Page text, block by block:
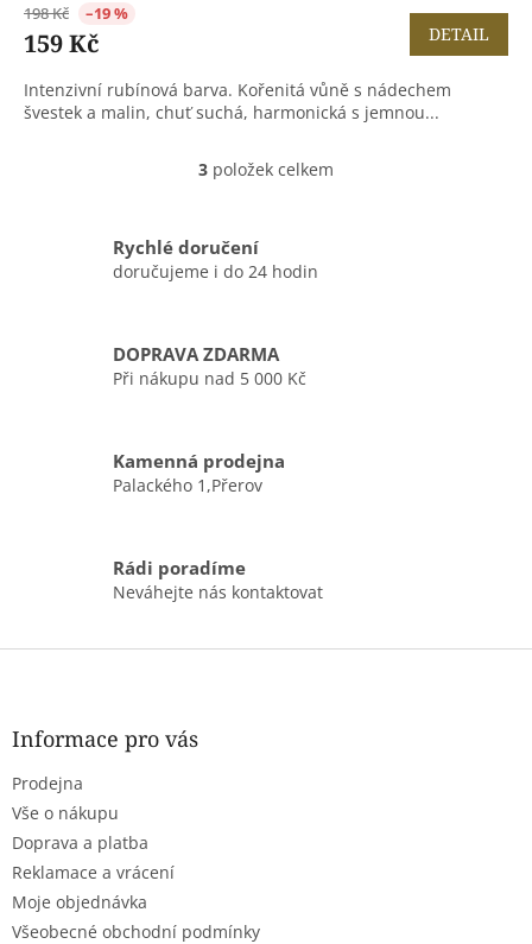
198 Kč –19 %
159 Kč DETAIL
Intenzivní rubínová barva. Kořenitá vůně s nádechem
švestek a malin, chuť suchá, harmonická s jemnou...
O
d
p
r
v
u
3 položek celkem
Rychlé doručení
doručujeme i do 24 hodin
DOPRAVA ZDARMA
Při nákupu nad 5 000 Kč
Kamenná prodejna
Palackého 1,Přerov
Rádi poradíme
Neváhejte nás kontaktovat
Z
Informace pro vás
Prodejna
Vše o nákupu
Doprava a platba
Reklamace a vrácení
Moje objednávka
Všeobecné obchodní podmínky